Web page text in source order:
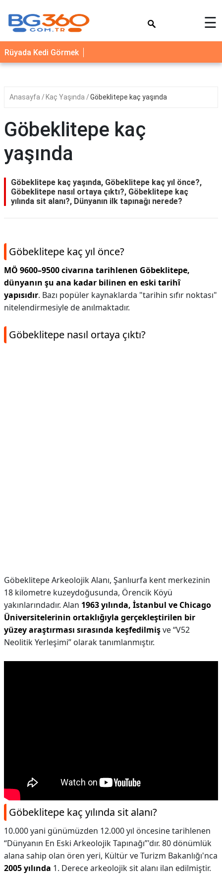
YEMEK
TARİFLERİ
SAĞLIK
İLETİŞİM
☰
Rüyada Kedi Görmek
Anasayfa Kaç Yaşında Göbeklitepe kaç yaşında
Göbeklitepe kaç
yaşında
Göbeklitepe kaç yaşında, Göbeklitepe kaç yıl önce?,
Göbeklitepe nasıl ortaya çıktı?, Göbeklitepe kaç
yılında sit alanı?, Dünyanın ilk tapınağı nerede?
Göbeklitepe kaç yıl önce?
MÖ 9600–9500 civarına tarihlenen Göbeklitepe,
dünyanın şu ana kadar bilinen en eski tarihî
yapısıdır. Bazı popüler kaynaklarda "tarihin sıfır noktası"
nitelendirmesiyle de anılmaktadır.
Göbeklitepe nasıl ortaya çıktı?
Göbeklitepe Arkeolojik Alanı, Şanlıurfa kent merkezinin
18 kilometre kuzeydoğusunda, Örencik Köyü
yakınlarındadır. Alan 1963 yılında, İstanbul ve Chicago
Üniversitelerinin ortaklığıyla gerçekleştirilen bir
yüzey araştırması sırasında keşfedilmişve “V52
Neolitik Yerleşimi” olarak tanımlanmıştır.
Göbeklitepe kaç yılında sit alanı?
10.000 yani günümüzden 12.000 yıl öncesine tarihlenen
“Dünyanın En Eski Arkeolojik Tapınağı”'dır. 80 dönümlük
alana sahip olan ören yeri, Kültür ve Turizm Bakanlığı'nca
2005 yılında 1. Derece arkeolojik sit alanı ilan edilmiştir.